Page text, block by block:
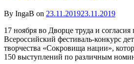
By IngaB on 23.11.201923.11.2019
17 ноября во Дворце труда и
Всероссийский фестиваль-конкурс
творчества «Сокровища нации»,
150 выступлений по различным